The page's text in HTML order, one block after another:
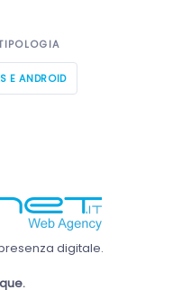
E ANDROID
digitale.